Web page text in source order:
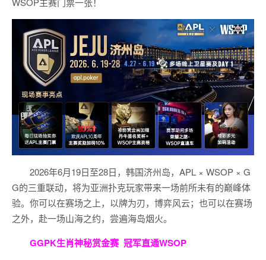
2026年6月19日至28日，韩国济州岛，APL × WSOP × G
G的三重联动，将为亚洲扑克玩家带来一场前所未有的巅峰体
验。 你可以在赛场之上，以牌为刃，博弈风云；也可以在赛场
之外，赴一场山海之约，尝遍海岛烟火。
GGPK生肖神秘赏金赛 冠军直通WSOP